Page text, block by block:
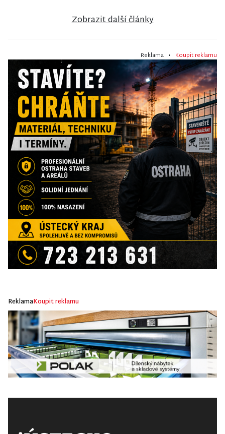
Zobrazit další články
Reklama • Koupit reklamu
ReklamaKoupit reklamu